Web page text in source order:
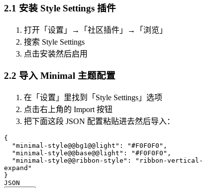
2.1 安装 Style Settings 插件
打开「设置」→「社区插件」→「浏览」
搜索 Style Settings
点击安装然后启用
2.2 导入 Minimal 主题配置
在「设置」里找到「Style Settings」选项
点击右上角的 Import 按钮
把下面这段 JSON 配置粘贴进去然后导入：
{
  "minimal-style@@bg1@@light"
: "#F0F0F0" ,
  "minimal-style@@base@@light"
: "#F0F0F0" ,
  "minimal-style@@ribbon-style"
:
"ribbon-vertical-
expand"
}
JSON